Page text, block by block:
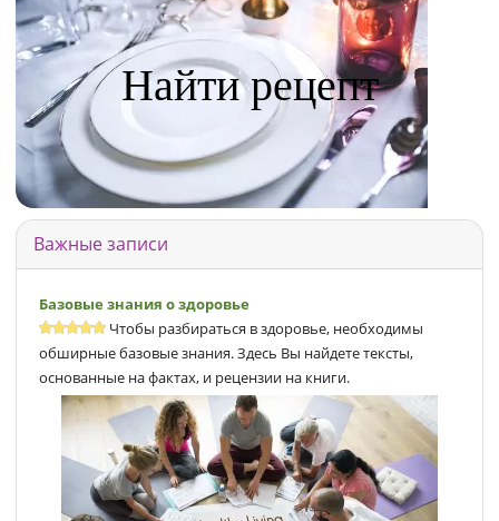
Найти рецепт
Важные записи
Базовые знания о здоровье
Чтобы разбираться в здоровье, необходимы
обширные базовые знания. Здесь Вы найдете тексты,
основанные на фактах, и рецензии на книги.